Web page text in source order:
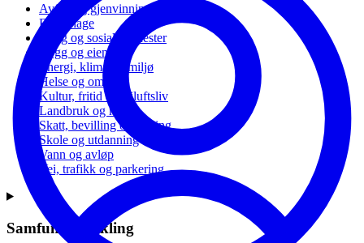
Avfall og gjenvinning
Barnehage
Bolig og sosiale tjenester
Bygg og eiendom
Energi, klima og miljø
Helse og omsorg
Kultur, fritid og friluftsliv
Landbruk og natur
Skatt, bevilling og næring
Skole og utdanning
Vann og avløp
Vei, trafikk og parkering
Samfunnsutvikling